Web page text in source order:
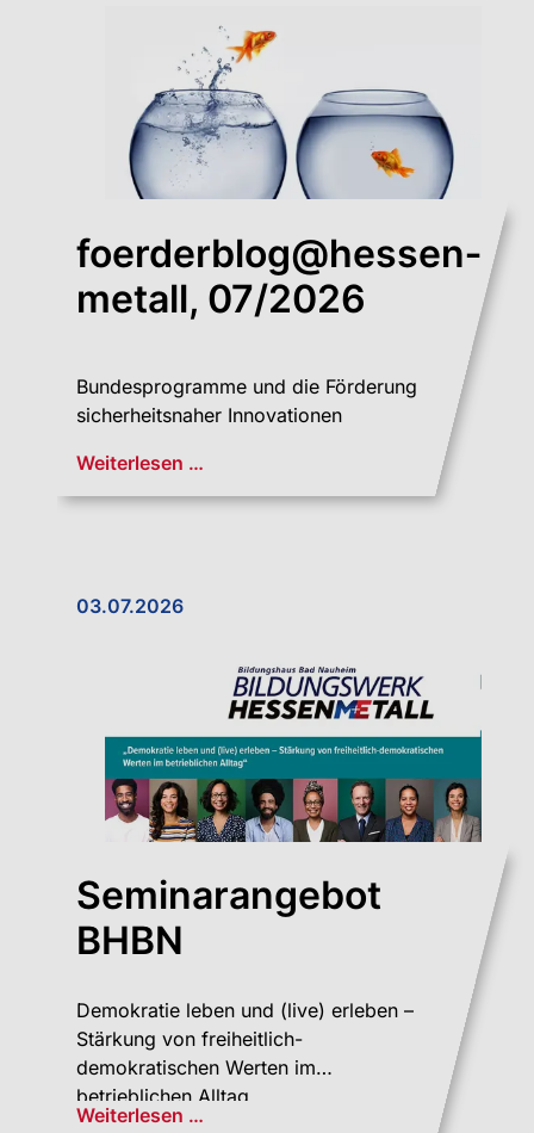
foerderblog@hessen­
metall, 07/2026
Bundesprogramme und die Förderung
sicherheitsnaher Innovationen
Weiterlesen …
03.07.2026
Seminarangebot
BHBN
Demokratie leben und (live) erleben –
Stärkung von freiheitlich-
demokratischen Werten im
betrieblichen Alltag
Weiterlesen …